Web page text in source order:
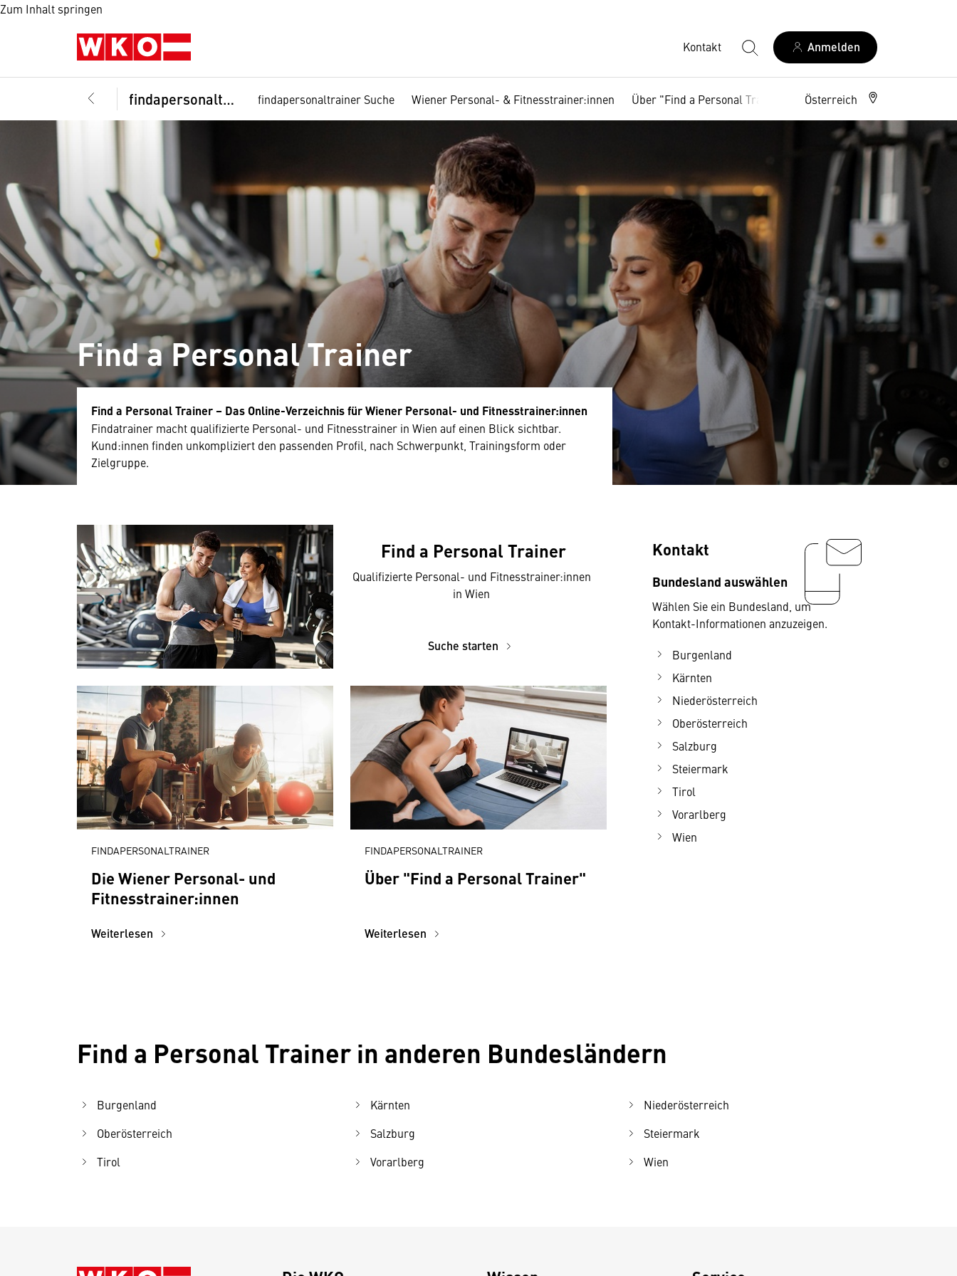
Zum Inhalt springen
Kontakt Anmelden
findapersonaltrainer findapersonaltrainer Suche Wiener Personal- & Fitnesstrainer:innen Über "Find a Personal Trainer" Österreich
Find a Personal Trainer
Find a Personal Trainer – Das Online-Verzeichnis für Wiener Personal- und Fitnesstrainer:innen
Findatrainer macht qualifizierte Personal- und Fitnesstrainer in Wien auf einen Blick sichtbar.
Kund:innen finden unkompliziert den passenden Profil, nach Schwerpunkt, Trainingsform oder
Zielgruppe.
Find a Personal Trainer
Qualifizierte Personal- und Fitnesstrainer:innen
in Wien
Suche starten
FINDAPERSONALTRAINER
Die Wiener Personal- und
Fitnesstrainer:innen
Weiterlesen
FINDAPERSONALTRAINER
Über "Find a Personal Trainer"
Weiterlesen
Kontakt
Bundesland auswählen
Wählen Sie ein Bundesland, um
Kontakt-Informationen anzuzeigen.
Burgenland
Kärnten
Niederösterreich
Oberösterreich
Salzburg
Steiermark
Tirol
Vorarlberg
Wien
Find a Personal Trainer in anderen Bundesländern
Burgenland Kärnten
Niederösterreich
Oberösterreich
Salzburg
Steiermark
Tirol
Vorarlberg Wien